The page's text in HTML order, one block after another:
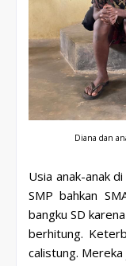
Diana dan
Usia anak-anak
SMP bahkan
bangku SD
berhitung.
calistung.